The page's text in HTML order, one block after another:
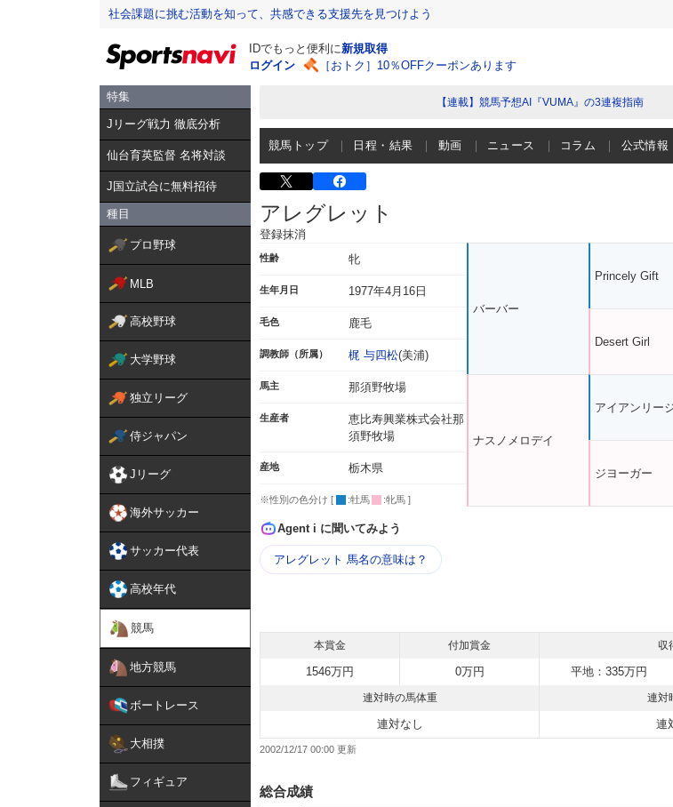
社会課題に挑む活動を知って、共感できる支援先を見つけよう
IDでもっと便利に新規取得
ログイン
［おトク］10％OFFクーポンあります
特集
Jリーグ戦力 徹底分析
仙台育英監督 名将対談
J国立試合に無料招待
種目
プロ野球
MLB
高校野球
大学野球
独立リーグ
侍ジャパン
Jリーグ
海外サッカー
サッカー代表
高校年代
競馬
地方競馬
ボートレース
大相撲
フィギュア
【連載】競馬予想AI『VUMA』の3連複指南
競馬トップ 日程・結果 動画 ニュース コラム 公式情報
アレグレット
登録抹消
性齢 牝
生年月日 1977年4月16日
毛色 鹿毛
調教師（所属） 梶 与四松(美浦)
馬主 那須野牧場
生産者
恵比寿興業株式会社那
須野牧場
産地 栃木県
※性別の色分け [ :牡馬 :牝馬 ]
バーバー
ナスノメロデイ
Princely Gift
Desert Girl
アイアンリー
ジヨーガー
Agent i に聞いてみよう
アレグレット 馬名の意味は？
本賞金 付加賞金 収
1546万円 0万円 平地：335万円
連対時の馬体重 連対
連対なし 連
2002/12/17 00:00
総合成績